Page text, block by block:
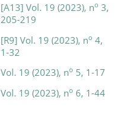
[A13] Vol. 19 (2023), no 3,
205-219
[R9] Vol. 19 (2023), no 4,
1-32
Vol. 19 (2023), no 5, 1-17
Vol. 19 (2023), no 6, 1-44